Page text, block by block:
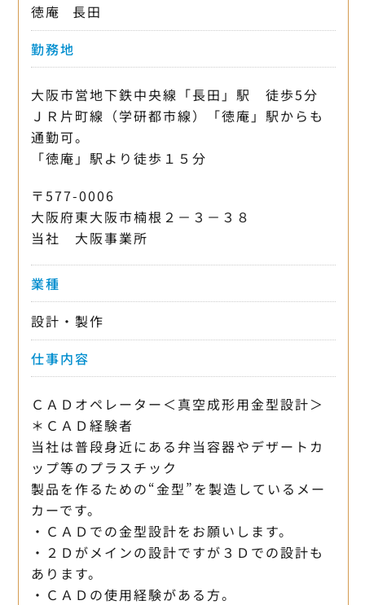
徳庵
長田
勤務地
大阪市営地下鉄中央線「長田」駅 徒歩5分
ＪＲ片町線（学研都市線）「徳庵」駅からも
通勤可。
「徳庵」駅より徒歩１５分
〒577-0006
大阪府東大阪市楠根２－３－３８
当社 大阪事業所
業種
設計・製作
仕事内容
ＣＡＤオペレーター＜真空成形用金型設計＞
＊ＣＡＤ経験者
当社は普段身近にある弁当容器やデザートカ
ップ等のプラスチック
製品を作るための“金型”を製造しているメー
カーです。
・ＣＡＤでの金型設計をお願いします。
・２Ｄがメインの設計ですが３Ｄでの設計も
あります。
・ＣＡＤの使用経験がある方。